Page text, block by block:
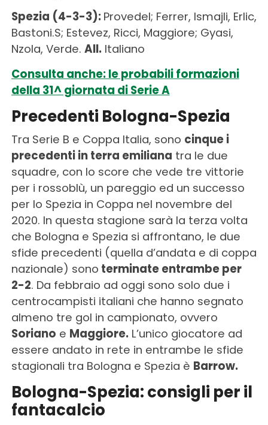
Spezia (4-3-3): Provedel; Ferrer, Ismajli, Erlic,
Bastoni.S; Estevez, Ricci, Maggiore; Gyasi,
Nzola, Verde. All. Italiano
Consulta anche: le probabili formazioni
della 31^ giornata di Serie A
Precedenti Bologna-Spezia
Tra Serie B e Coppa Italia, sono cinque i
precedenti in terra emiliana tra le due
squadre, con lo score che vede tre vittorie
per i rossoblù, un pareggio ed un successo
per lo Spezia in Coppa nel novembre del
2020. In questa stagione sarà la terza volta
che Bologna e Spezia si affrontano, le due
sfide precedenti (quella d’andata e di coppa
nazionale) sono terminate entrambe per
2-2. Da febbraio ad oggi sono solo due i
centrocampisti italiani che hanno segnato
almeno tre gol in campionato, ovvero
Soriano e Maggiore. L’unico giocatore ad
essere andato in rete in entrambe le sfide
stagionali tra Bologna e Spezia è Barrow.
Bologna-Spezia: consigli per il
fantacalcio